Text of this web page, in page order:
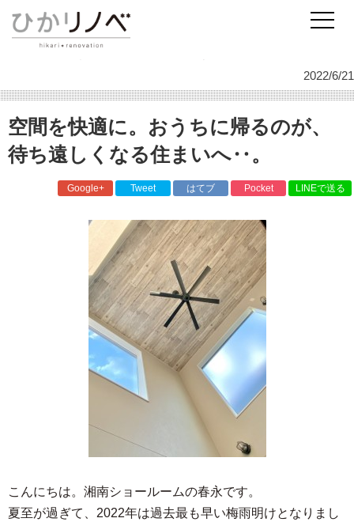
リノベーションのひかリノベ
暮らし・ライフスタイル
2022/6/21
空間を快適に。おうちに帰るのが、
待ち遠しくなる住まいへ‥。
Google+ Tweet はてブ Pocket LINEで送る
こんにちは。湘南ショールームの春永です。
夏至が過ぎて、2022年は過去最も早い梅雨明けとなりまし